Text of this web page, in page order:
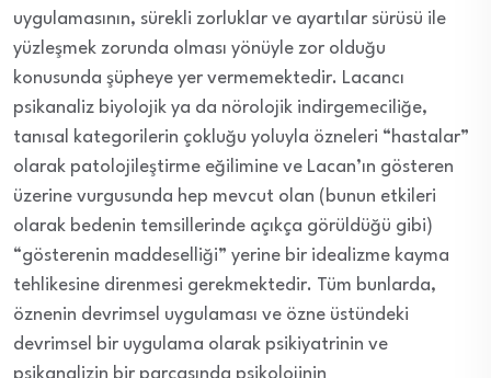
uygulamasının, sürekli zorluklar ve ayartılar sürüsü ile
yüzleşmek zorunda olması yönüyle zor olduğu
konusunda şüpheye yer vermemektedir. Lacancı
psikanaliz biyolojik ya da nörolojik indirgemeciliğe,
tanısal kategorilerin çokluğu yoluyla özneleri “hastalar”
olarak patolojileştirme eğilimine ve Lacan’ın gösteren
üzerine vurgusunda hep mevcut olan (bunun etkileri
olarak bedenin temsillerinde açıkça görüldüğü gibi)
“gösterenin maddeselliği” yerine bir idealizme kayma
tehlikesine direnmesi gerekmektedir. Tüm bunlarda,
öznenin devrimsel uygulaması ve özne üstündeki
devrimsel bir uygulama olarak psikiyatrinin ve
psikanalizin bir parçasında psikolojinin